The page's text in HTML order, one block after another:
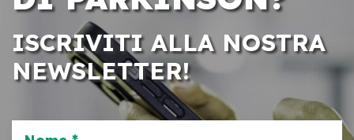
ISCRIVITI ALLA NOSTRA
NEWSLETTER!